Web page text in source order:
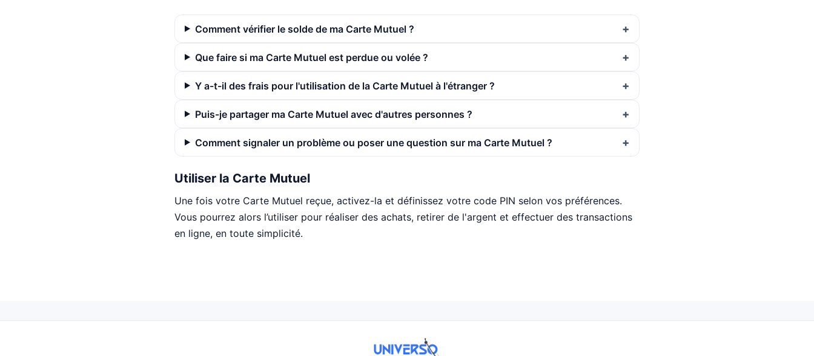
Comment vérifier le solde de ma Carte Mutuel ?
Que faire si ma Carte Mutuel est perdue ou volée ?
Y a-t-il des frais pour l'utilisation de la Carte Mutuel à l'étranger ?
Puis-je partager ma Carte Mutuel avec d'autres personnes ?
Comment signaler un problème ou poser une question sur ma Carte Mutuel ?
Utiliser la Carte Mutuel
Une fois votre Carte Mutuel reçue, activez-la et définissez votre code PIN selon vos préférences.
Vous pourrez alors l’utiliser pour réaliser des achats, retirer de l'argent et effectuer des transactions
en ligne, en toute simplicité.